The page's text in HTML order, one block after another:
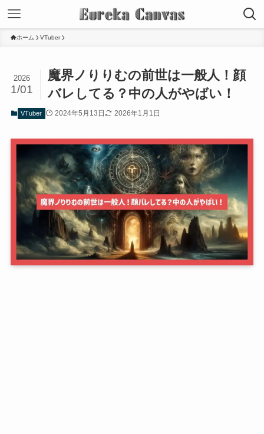
ホーム VTuber
魔界ノりりむの前世は一般人！顔
バレしてる？中の人がやばい！
2026
1/01
VTuber 2024年5月13日 2026年1月1日